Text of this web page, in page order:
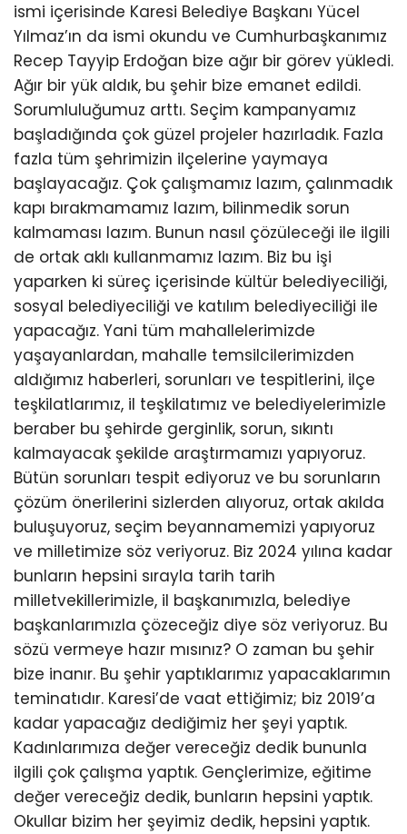
ismi içerisinde Karesi Belediye Başkanı Yücel
Yılmaz’ın da ismi okundu ve Cumhurbaşkanımız
Recep Tayyip Erdoğan bize ağır bir görev yükledi.
Ağır bir yük aldık, bu şehir bize emanet edildi.
Sorumluluğumuz arttı. Seçim kampanyamız
başladığında çok güzel projeler hazırladık. Fazla
fazla tüm şehrimizin ilçelerine yaymaya
başlayacağız. Çok çalışmamız lazım, çalınmadık
kapı bırakmamamız lazım, bilinmedik sorun
kalmaması lazım. Bunun nasıl çözüleceği ile ilgili
de ortak aklı kullanmamız lazım. Biz bu işi
yaparken ki süreç içerisinde kültür belediyeciliği,
sosyal belediyeciliği ve katılım belediyeciliği ile
yapacağız. Yani tüm mahallelerimizde
yaşayanlardan, mahalle temsilcilerimizden
aldığımız haberleri, sorunları ve tespitlerini, ilçe
teşkilatlarımız, il teşkilatımız ve belediyelerimizle
beraber bu şehirde gerginlik, sorun, sıkıntı
kalmayacak şekilde araştırmamızı yapıyoruz.
Bütün sorunları tespit ediyoruz ve bu sorunların
çözüm önerilerini sizlerden alıyoruz, ortak akılda
buluşuyoruz, seçim beyannamemizi yapıyoruz
ve milletimize söz veriyoruz. Biz 2024 yılına kadar
bunların hepsini sırayla tarih tarih
milletvekillerimizle, il başkanımızla, belediye
başkanlarımızla çözeceğiz diye söz veriyoruz. Bu
sözü vermeye hazır mısınız? O zaman bu şehir
bize inanır. Bu şehir yaptıklarımız yapacaklarımın
teminatıdır. Karesi’de vaat ettiğimiz; biz 2019’a
kadar yapacağız dediğimiz her şeyi yaptık.
Kadınlarımıza değer vereceğiz dedik bununla
ilgili çok çalışma yaptık. Gençlerimize, eğitime
değer vereceğiz dedik, bunların hepsini yaptık.
Okullar bizim her şeyimiz dedik, hepsini yaptık.